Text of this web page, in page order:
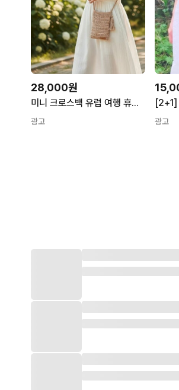
28,000원
미니 크로스백 유럽 여행 휴대폰 핸드폰 여권 가방 핸드메이드
광고 광고